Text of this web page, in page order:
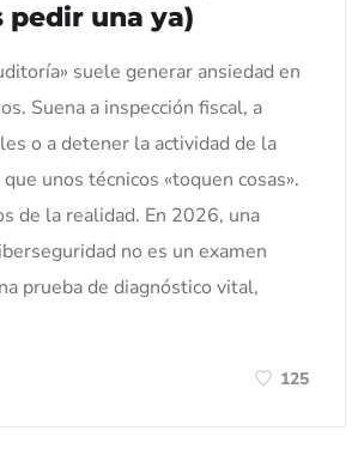
pedir una ya)
suele generar ansiedad en
Suena a inspección fiscal, a
o a detener la actividad de la
unos técnicos «toquen cosas».
de la realidad. En 2026, una
no es un examen
prueba de diagnóstico vital,
125